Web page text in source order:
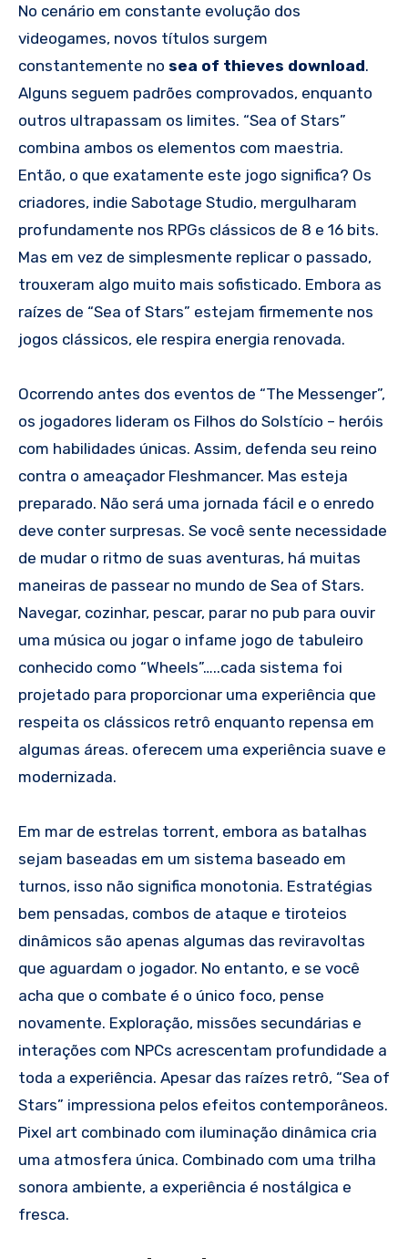
No cenário em constante evolução dos
videogames, novos títulos surgem
constantemente no sea of thieves download.
Alguns seguem padrões comprovados, enquanto
outros ultrapassam os limites. “Sea of ​​Stars”
combina ambos os elementos com maestria.
Então, o que exatamente este jogo significa? Os
criadores, indie Sabotage Studio, mergulharam
profundamente nos RPGs clássicos de 8 e 16 bits.
Mas em vez de simplesmente replicar o passado,
trouxeram algo muito mais sofisticado. Embora as
raízes de “Sea of ​​Stars” estejam firmemente nos
jogos clássicos, ele respira energia renovada.
Ocorrendo antes dos eventos de “The Messenger”,
os jogadores lideram os Filhos do Solstício – heróis
com habilidades únicas. Assim, defenda seu reino
contra o ameaçador Fleshmancer. Mas esteja
preparado. Não será uma jornada fácil e o enredo
deve conter surpresas. Se você sente necessidade
de mudar o ritmo de suas aventuras, há muitas
maneiras de passear no mundo de Sea of ​​Stars.
Navegar, cozinhar, pescar, parar no pub para ouvir
uma música ou jogar o infame jogo de tabuleiro
conhecido como “Wheels”…..cada sistema foi
projetado para proporcionar uma experiência que
respeita os clássicos retrô enquanto repensa em
algumas áreas. oferecem uma experiência suave e
modernizada.
Em mar de estrelas torrent, embora as batalhas
sejam baseadas em um sistema baseado em
turnos, isso não significa monotonia. Estratégias
bem pensadas, combos de ataque e tiroteios
dinâmicos são apenas algumas das reviravoltas
que aguardam o jogador. No entanto, e se você
acha que o combate é o único foco, pense
novamente. Exploração, missões secundárias e
interações com NPCs acrescentam profundidade a
toda a experiência. Apesar das raízes retrô, “Sea of
Stars” impressiona pelos efeitos contemporâneos.
Pixel art combinado com iluminação dinâmica cria
uma atmosfera única. Combinado com uma trilha
sonora ambiente, a experiência é nostálgica e
fresca.